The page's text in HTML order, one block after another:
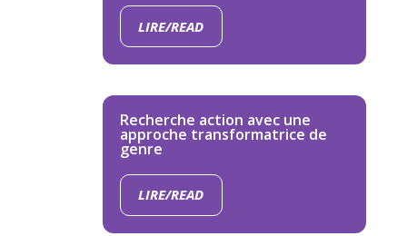
LIRE/READ
Recherche action avec une
approche transformatrice de
genre
LIRE/READ